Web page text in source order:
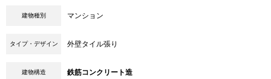
建物種別 マンション
タイプ・デザイン 外壁タイル張り
建物構造 鉄筋コンクリート造